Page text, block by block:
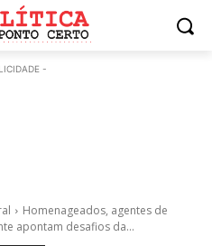
-
Homenageados, agentes de
apontam desafios da...